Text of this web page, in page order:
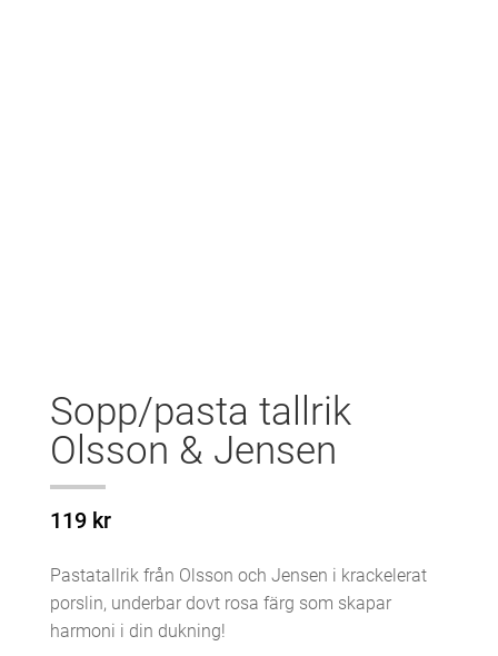
Sopp/pasta tallrik
Olsson & Jensen
119 kr
Pastatallrik från Olsson och Jensen i krackelerat
porslin, underbar dovt rosa färg som skapar
harmoni i din dukning!